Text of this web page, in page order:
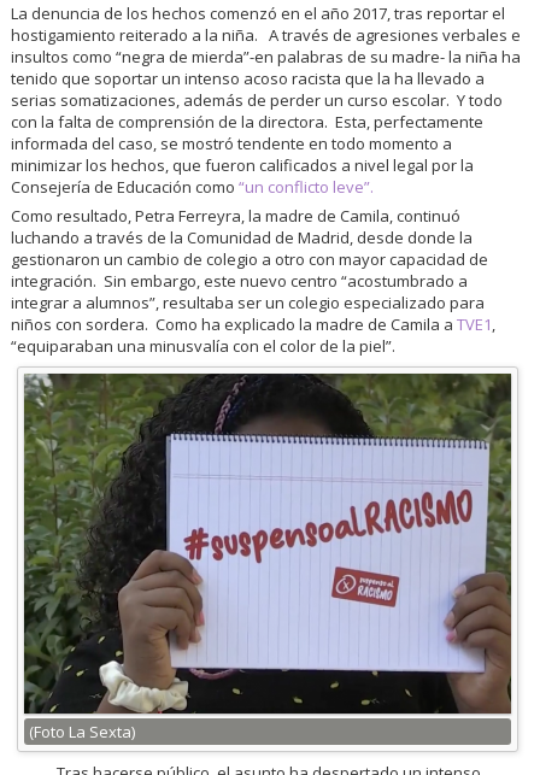
La denuncia de los hechos comenzó en el año 2017, tras reportar el
hostigamiento reiterado a la niña. A través de agresiones verbales e
insultos como “negra de mierda”-en palabras de su madre- la niña ha
tenido que soportar un intenso acoso racista que la ha llevado a
serias somatizaciones, además de perder un curso escolar. Y todo
con la falta de comprensión de la directora. Esta, perfectamente
informada del caso, se mostró tendente en todo momento a
minimizar los hechos, que fueron calificados a nivel legal por la
Consejería de Educación como “un conflicto leve”.
Como resultado, Petra Ferreyra, la madre de Camila, continuó
luchando a través de la Comunidad de Madrid, desde donde la
gestionaron un cambio de colegio a otro con mayor capacidad de
integración. Sin embargo, este nuevo centro “acostumbrado a
integrar a alumnos”, resultaba ser un colegio especializado para
niños con sordera. Como ha explicado la madre de Camila a TVE1,
“equiparaban una minusvalía con el color de la piel”.
(Foto La Sexta)